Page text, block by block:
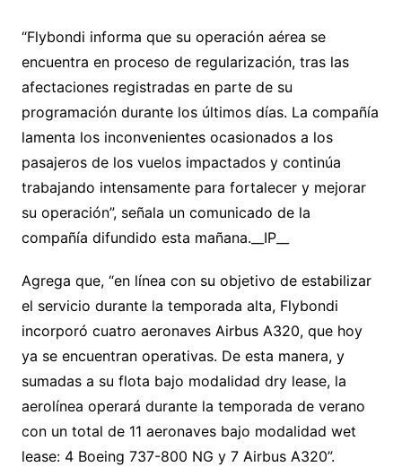
“Flybondi informa que su operación aérea se
encuentra en proceso de regularización, tras las
afectaciones registradas en parte de su
programación durante los últimos días. La compañía
lamenta los inconvenientes ocasionados a los
pasajeros de los vuelos impactados y continúa
trabajando intensamente para fortalecer y mejorar
su operación”, señala un comunicado de la
compañía difundido esta mañana.__IP__
Agrega que, “en línea con su objetivo de estabilizar
el servicio durante la temporada alta, Flybondi
incorporó cuatro aeronaves Airbus A320, que hoy
ya se encuentran operativas. De esta manera, y
sumadas a su flota bajo modalidad dry lease, la
aerolínea operará durante la temporada de verano
con un total de 11 aeronaves bajo modalidad wet
lease: 4 Boeing 737-800 NG y 7 Airbus A320”.